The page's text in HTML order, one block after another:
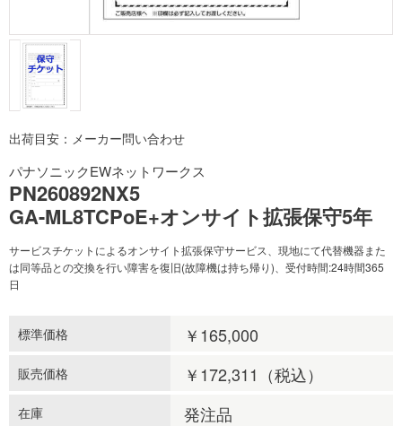
出荷目安：メーカー問い合わせ
パナソニックEWネットワークス
PN260892NX5
GA-ML8TCPoE+オンサイト拡張保守5年
サービスチケットによるオンサイト拡張保守サービス、現地にて代替機器また
は同等品との交換を行い障害を復旧(故障機は持ち帰り)、受付時間:24時間365
日
標準価格 ￥165,000
販売価格 ￥172,311 （税込）
在庫 発注品